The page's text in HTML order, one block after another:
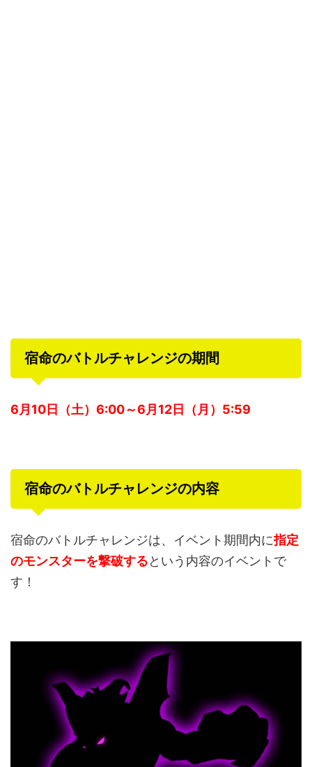
宿命のバトルチャレンジの期間
6月10日（土）6:00～6月12日（月）5:59
宿命のバトルチャレンジの内容
宿命のバトルチャレンジは、イベント期間内に指定
のモンスターを撃破するという内容のイベントで
す！